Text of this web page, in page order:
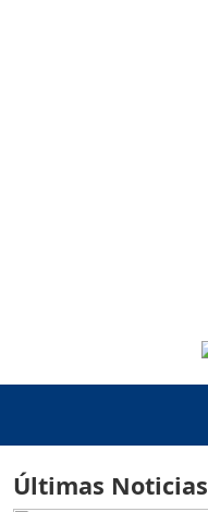
Últimas Noticias